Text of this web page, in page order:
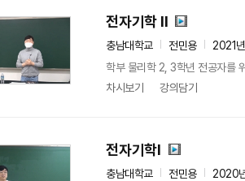
전자기학 II
충남대학교 전민용
2021
학부 물리학 2, 3학년 전공자를
차시보기
강의담기
전자기학I
충남대학교 전민용
2020